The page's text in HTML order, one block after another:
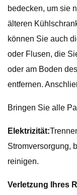
bedecken, um sie
älteren
können Sie auch
oder Flusen, die
oder am Boden
entfernen.
Bringen Sie alle
Elektrizität:
Stromversorgung,
reinigen.
Verletzung Ihres